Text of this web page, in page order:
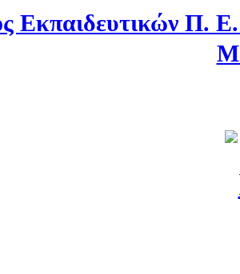
Εκπαιδευτικών Π.